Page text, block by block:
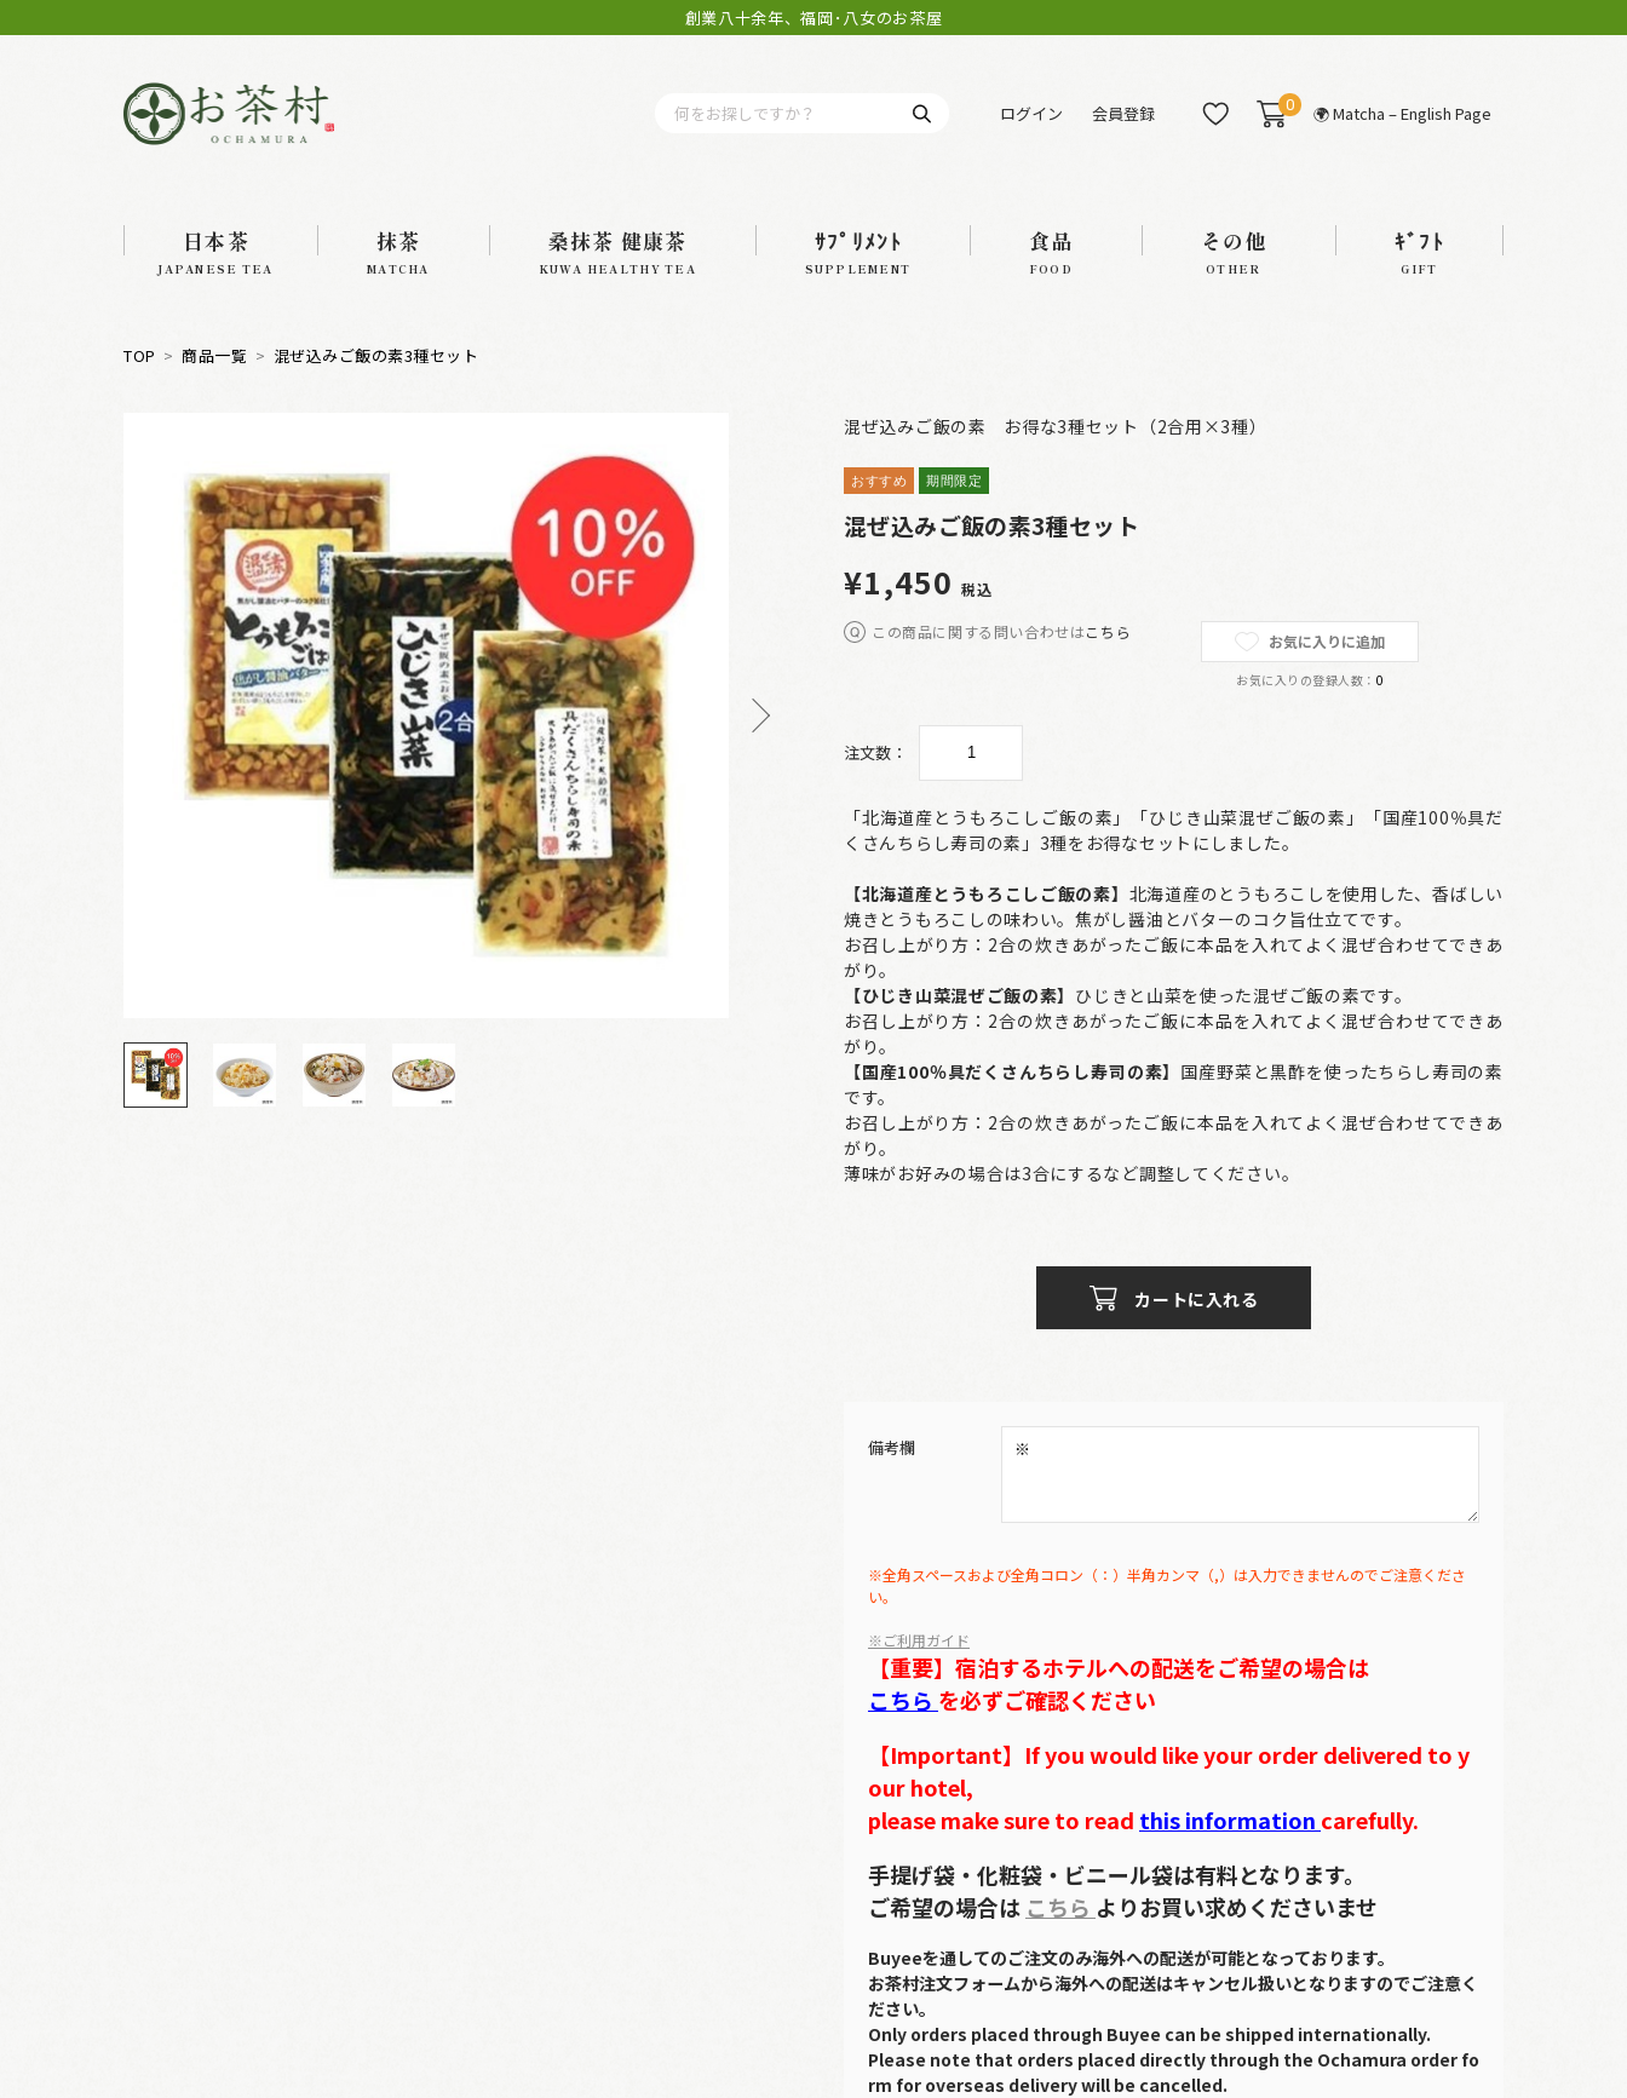
創業八十余年、福岡･八女のお茶屋
ログイン 会員登録 0 🌍 Matcha – English Page
日本茶
JAPANESE TEA
抹茶
MATCHA
桑抹茶 健康茶
KUWA HEALTHY TEA
ｻﾌﾟﾘﾒﾝﾄ
SUPPLEMENT
食品
FOOD
その他
OTHER
ｷﾞﾌﾄ
GIFT
TOP 商品一覧 混ぜ込みご飯の素3種セット
混ぜ込みご飯の素 お得な3種セット（2合用×3種）
おすすめ 期間限定
混ぜ込みご飯の素3種セット
¥1,450 税込
この商品に関する問い合わせはこちら お気に入りに追加
お気に入りの登録人数： 0
注文数：
「北海道産とうもろこしご飯の素」「ひじき山菜混ぜご飯の素」「国産100％具だ
くさんちらし寿司の素」3種をお得なセットにしました。
【北海道産とうもろこしご飯の素】 北海道産のとうもろこしを使用した、香ばしい
焼きとうもろこしの味わい。焦がし醤油とバターのコク旨仕立てです。
お召し上がり方：2合の炊きあがったご飯に本品を入れてよく混ぜ合わせてできあ
がり。
【ひじき山菜混ぜご飯の素】 ひじきと山菜を使った混ぜご飯の素です。
お召し上がり方：2合の炊きあがったご飯に本品を入れてよく混ぜ合わせてできあ
がり。
【国産100％具だくさんちらし寿司の素】 国産野菜と黒酢を使ったちらし寿司の素
です。
お召し上がり方：2合の炊きあがったご飯に本品を入れてよく混ぜ合わせてできあ
がり。
薄味がお好みの場合は3合にするなど調整してください。
カートに入れる
備考欄
※全角スペースおよび全角コロン（：）半角カンマ（,）は入力できませんのでご注意くださ
い。
※ご利用ガイド
【重要】宿泊するホテルへの配送をご希望の場合は
こちら を必ずご確認ください
【Important】If you would like your order delivered to y
our hotel,
please make sure to read this information carefully.
手提げ袋・化粧袋・ビニール袋は有料となります。
ご希望の場合は こちら よりお買い求めくださいませ
Buyeeを通してのご注文のみ海外への配送が可能となっております。
お茶村注文フォームから海外への配送はキャンセル扱いとなりますのでご注意く
ださい。
Only orders placed through Buyee can be shipped internationally.
Please note that orders placed directly through the Ochamura order fo
rm for overseas delivery will be cancelled.